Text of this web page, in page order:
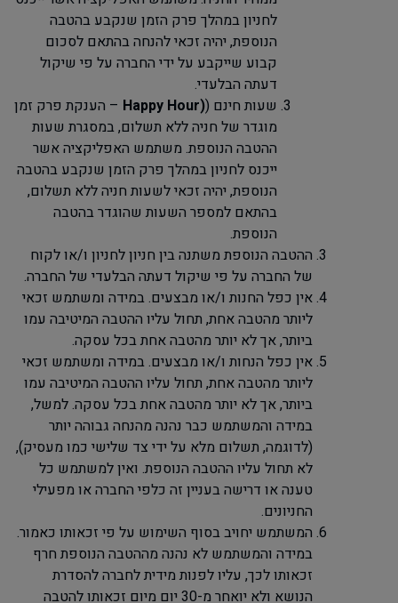
לחניון במהלך פרק הזמן שנקבע בהטבה
הנוספת, יהיה זכאי להנחה בהתאם לסכום
קבוע שייקבע על ידי החברה על פי שיקול
דעתה הבלעדי.
שעות חינם (Happy Hour) – הענקת פרק זמן
מוגדר של חניה ללא תשלום, במסגרת שעות
ההטבה הנוספת. משתמש האפליקציה אשר
ייכנס לחניון במהלך פרק הזמן שנקבע בהטבה
הנוספת, יהיה זכאי לשעות חניה ללא תשלום,
בהתאם למספר השעות שהוגדר בהטבה
הנוספת.
ההטבה הנוספת משתנה בין חניון לחניון ו/או לקוח
של החברה על פי שיקול דעתה הבלעדי של החברה.
אין כפל החנות ו/או מבצעים. במידה ומשתמש זכאי
ליותר מהטבה אחת, תחול עליו ההטבה המיטיבה עמו
ביותר, אך לא יותר מהטבה אחת בכל עסקה.
אין כפל הנחות ו/או מבצעים. במידה ומשתמש זכאי
ליותר מהטבה אחת, תחול עליו ההטבה המיטיבה עמו
ביותר, אך לא יותר מהטבה אחת בכל עסקה. למשל,
במידה והמשתמש כבר נהנה מהנחה גבוהה יותר
(לדוגמה, תשלום מלא על ידי צד שלישי כמו מעסיק),
לא תחול עליו ההטבה הנוספת. ואין למשתמש כל
טענה או דרישה בעניין זה כלפי החברה או מפעילי
החניונים.
המשתמש יחויב בסוף השימוש על פי זכאותו כאמור.
במידה והמשתמש לא נהנה מההטבה הנוספת חרף
זכאותו לכך, עליו לפנות מידית לחברה להסדרת
הנושא ולא יואחר מ-30 יום מיום זכאותו להטבה